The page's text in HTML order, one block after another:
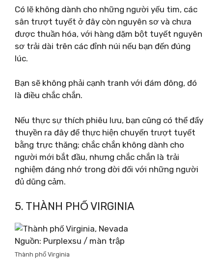
Có lẽ không dành cho những người yếu tim, các
sân trượt tuyết ở đây còn nguyên sơ và chưa
được thuần hóa, với hàng dặm bột tuyết nguyên
sơ trải dài trên các đỉnh núi nếu bạn đến đúng
lúc.
Bạn sẽ không phải cạnh tranh với đám đông, đó
là điều chắc chắn.
Nếu thực sự thích phiêu lưu, bạn cũng có thể đẩy
thuyền ra đây để thực hiện chuyến trượt tuyết
bằng trực thăng; chắc chắn không dành cho
người mới bắt đầu, nhưng chắc chắn là trải
nghiệm đáng nhớ trong đời đối với những người
đủ dũng cảm.
5. THÀNH PHỐ VIRGINIA
Nguồn: Purplexsu / màn trập
Thành phố Virginia